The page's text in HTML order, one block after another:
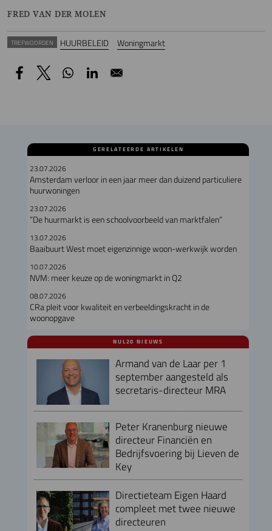
FRED VAN DER MOLEN
TREFWOORDEN HUURBELEID Woningmarkt
GERELATEERDE ARTIKELEN
23.07.2026
Amsterdam verloor in een jaar meer dan duizend particuliere
huurwoningen
23.07.2026
“De huurmarkt is een schoolvoorbeeld van marktfalen”
13.07.2026
Baaibuurt West moet eigenzinnige woon-werkwijk worden
10.07.2026
NVM: meer keuze op de woningmarkt in Q2
08.07.2026
CRa pleit voor kwaliteit en verbeeldingskracht in de
woonopgave
NUL20 NIEUWS
Armand van de Laar per 1
september aangesteld als
secretaris-directeur MRA
Peter Kranenburg nieuwe
directeur Financiën en
Bedrijfsvoering bij Lieven de
Key
Directieteam Eigen Haard
compleet met twee nieuwe
directeuren